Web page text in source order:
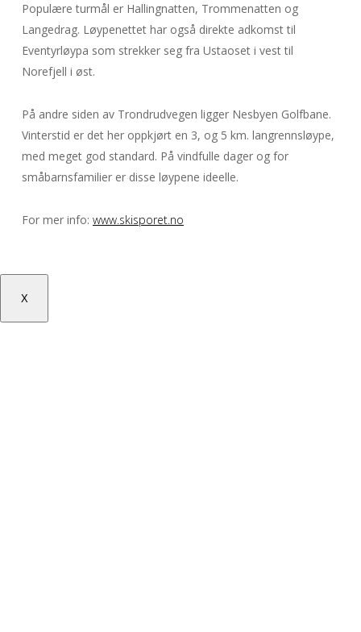
Populære turmål er Hallingnatten, Trommenatten og
Langedrag. Løypenettet har også direkte adkomst til
Eventyrløypa som strekker seg fra Ustaoset i vest til
Norefjell i øst.
På andre siden av Trondrudvegen ligger Nesbyen Golfbane.
Vinterstid er det her oppkjørt en 3, og 5 km. langrennsløype,
med meget god standard. På vindfulle dager og for
småbarnsfamilier er disse løypene ideelle.
For mer info: www.skisporet.no
X